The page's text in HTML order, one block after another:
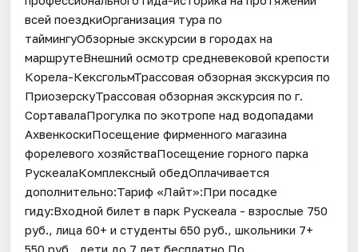
всей поездкиОрганизация тура по
таймингуОбзорные экскурсии в городах на
маршрутеВнешний осмотр средневековой крепости
Корела-КексгольмТрассовая обзорная экскурсия по
ПриозерскуТрассовая обзорная экскурсия по г.
СортавалаПрогулка по экотропе над водопадами
АхвенкоскиПосещение фирменного магазина
форелевого хозяйстваПосещение горного парка
РускеалаКомплексный обедОплачивается
дополнительно:Тариф «Лайт»:При посадке
гиду:Входной билет в парк Рускеала - взрослые 750
руб., лица 60+ и студенты 650 руб., школьники 7+
550 руб., дети до 7 лет бесплатно.По